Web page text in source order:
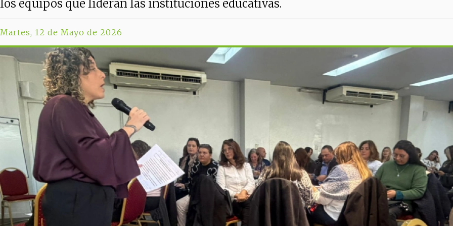
los equipos que lideran las instituciones educativas.
Martes, 12 de Mayo de 2026